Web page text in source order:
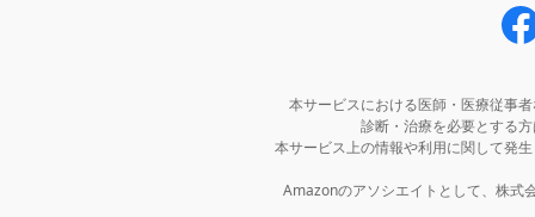
本サービスにおける医師・医療従事
診断・治療を必要とする
本サービス上の情報や利用に関して発
Amazonのアソシエイトとして、株式